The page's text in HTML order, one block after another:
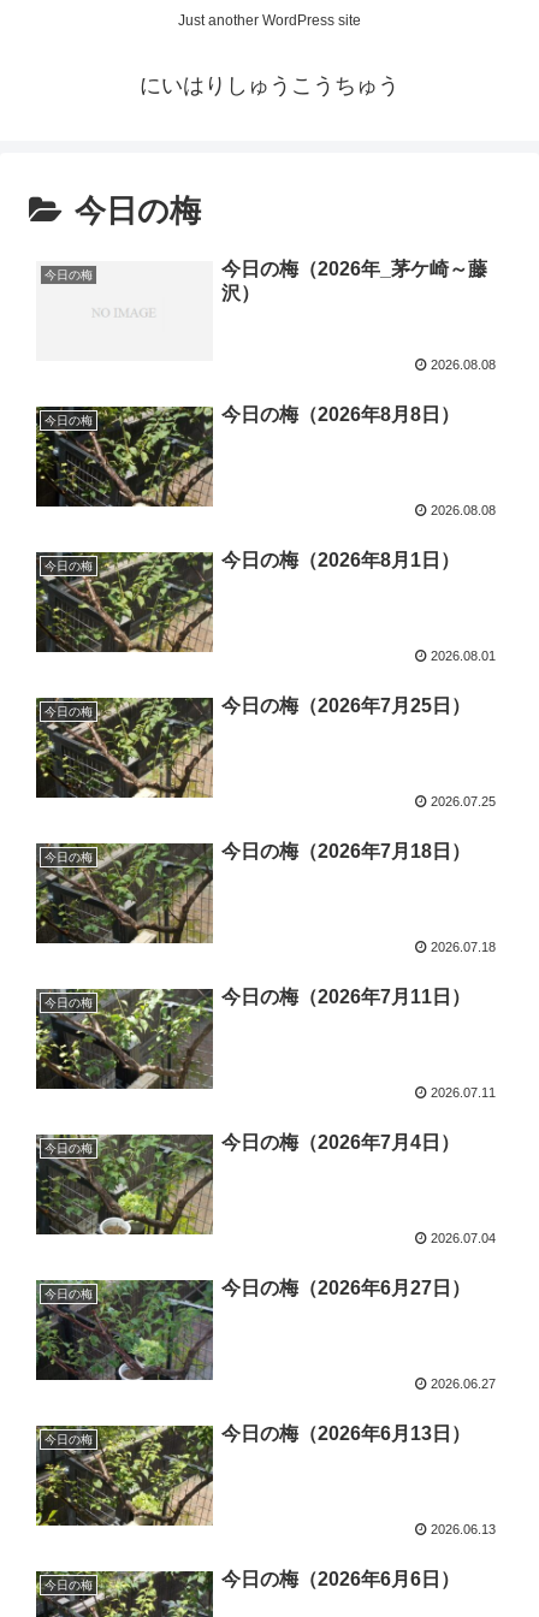
Just another WordPress site
にいはりしゅうこうちゅう
今日の梅
今日の梅
今日の梅（2026年_茅ケ崎～藤
沢）
2026.08.08
今日の梅 今日の梅（2026年8月8日）
2026.08.08
今日の梅 今日の梅（2026年8月1日）
2026.08.01
今日の梅 今日の梅（2026年7月25日）
2026.07.25
今日の梅 今日の梅（2026年7月18日）
2026.07.18
今日の梅 今日の梅（2026年7月11日）
2026.07.11
今日の梅 今日の梅（2026年7月4日）
2026.07.04
今日の梅 今日の梅（2026年6月27日）
2026.06.27
今日の梅 今日の梅（2026年6月13日）
2026.06.13
今日の梅 今日の梅（2026年6月6日）